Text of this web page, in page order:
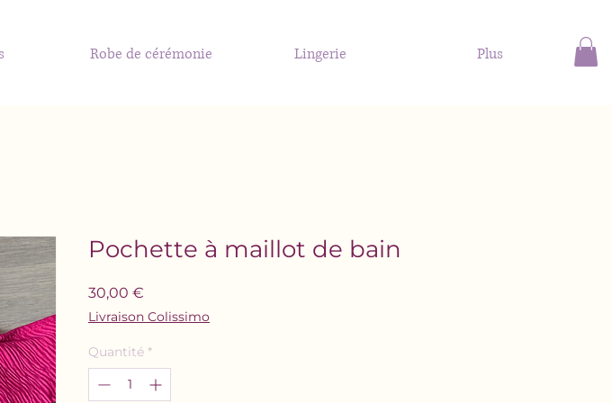
Robe de cérémonie Lingerie Plus
Pochette à maillot de bain
30,00 €
Livraison Colissimo
Quantité *